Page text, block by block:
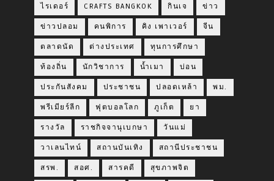
ไรเดอร์ CRAFTS BANGKOK กินเจ ข่าว
ข่าวปลอม คนพิการ คิง เพาเวอร์ จีน
ตลาดนัด ต่างประเทศ ทุนการศึกษา
ท้องถิ่น นักวิชาการ น้ำเมา บ่อน
ประกันสังคม ประชาชน ปลอดเหล้า พม.
พรีเมียร์ลีก ฟุตบอลโลก ภูเก็ต ยา
รางวัล ราชกิจจานุเบกษา วันแม่
วาเลนไทน์ สถานบันเทิง สถานีประชาชน
สรพ. สอศ. สารคดี สุขภาพจิต